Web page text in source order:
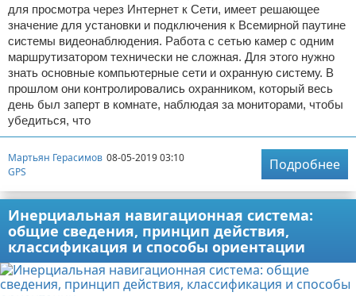
для просмотра через Интернет к Сети, имеет решающее
значение для установки и подключения к Всемирной паутине
системы видеонаблюдения. Работа с сетью камер с одним
маршрутизатором технически не сложная. Для этого нужно
знать основные компьютерные сети и охранную систему. В
прошлом они контролировались охранником, который весь
день был заперт в комнате, наблюдая за мониторами, чтобы
убедиться, что
Мартьян Герасимов 08-05-2019 03:10
GPS
Подробнее
Инерциальная навигационная система:
общие сведения, принцип действия,
классификация и способы ориентации